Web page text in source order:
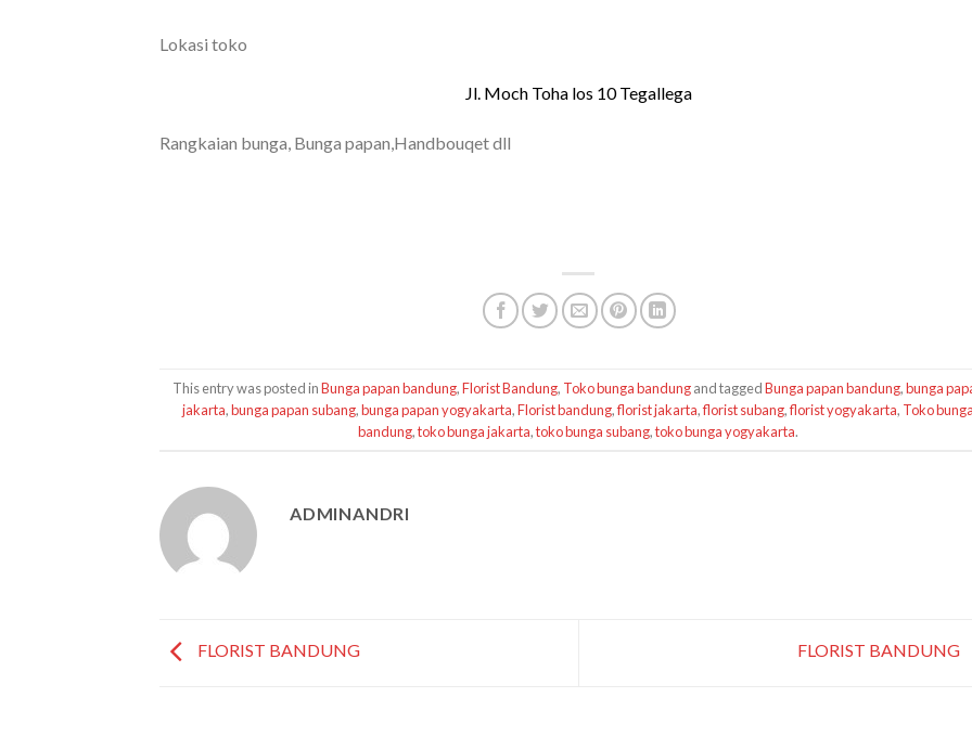
Lokasi toko
Jl. Moch Toha los 10 Tegallega
Rangkaian bunga, Bunga papan,Handbouqet dll
This entry was posted inBunga papan bandung,Florist Bandung, Toko bunga bandungand taggedBunga papan bandung,bunga
jakarta,bunga papan subang,bunga papan yogyakarta,Florist bandung,florist jakarta,florist subang,florist yogyakarta, Toko
bandung,toko bunga jakarta,toko bunga subang,toko bunga yogyakarta.
ADMINANDRI
FLORIST BANDUNG FLORIST BANDUNG